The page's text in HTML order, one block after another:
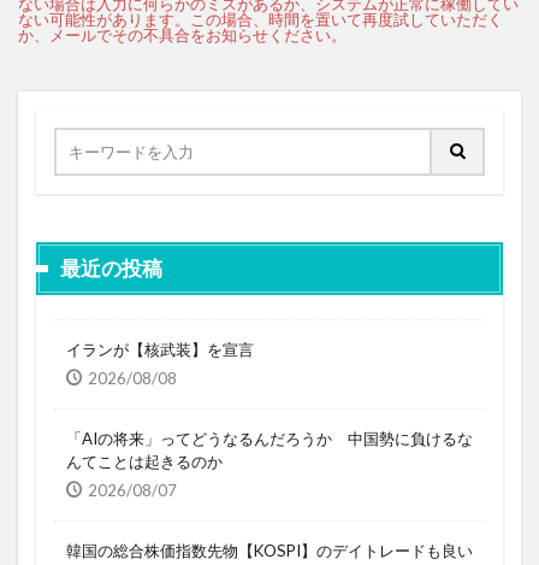
最近の投稿
イランが【核武装】を宣言
2026/08/08
「AIの将来」ってどうなるんだろうか 中国勢に負けるな
んてことは起きるのか
2026/08/07
韓国の総合株価指数先物【KOSPI】のデイトレードも良い